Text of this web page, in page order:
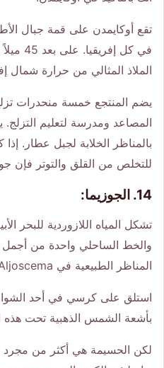
تقع أوكايمدن على قمة جبال
في كل
الملاذ المثالي من حرارة شمال
يضم المنتجع خمسة منحدرات
المصاعد ومدرسة لتعليم التزلج.
بالمناظر الخلابة لجبل عطار.
للتخلص من القلق والتوتر فإن
14. الجوزيما:
تشكل المياه اللازوردية للبحر
والخط الساحلي واحدة من
المناظر الطبيعية في Aljoscema.
استلق على كرسي في أحد
بأشعة الشمس الذهبية تحت هذه
لكن الحسيمة هي أكثر من مجرد